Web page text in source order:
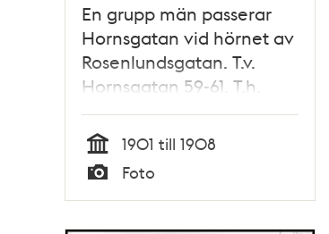
En grupp män passerar
Hornsgatan vid hörnet av
Rosenlundsgatan. T.v.
Hornsgatan 59-61. T.h.
Hornsgatan 84 västerut
Tid
1901 till 1908
Typ
Foto